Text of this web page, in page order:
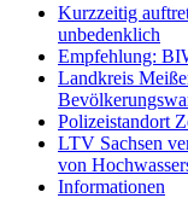
Kurzzeitig
unbedenklich
Empfehlung:
Landkreis
Polizeistandort
LTV Sachsen
von
Informationen